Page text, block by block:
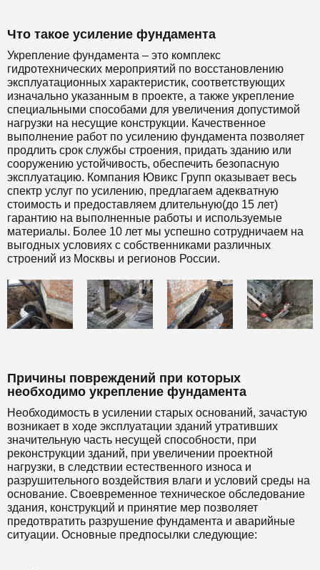
Что такое усиление фундамента
Укрепление фундамента – это комплекс
гидротехнических мероприятий по восстановлению
эксплуатационных характеристик, соответствующих
изначально указанным в проекте, а также укрепление
специальными способами для увеличения допустимой
нагрузки на несущие конструкции. Качественное
выполнение работ по усилению фундамента позволяет
продлить срок службы строения, придать зданию или
сооружению устойчивость, обеспечить безопасную
эксплуатацию. Компания Ювикс Групп оказывает весь
спектр услуг по усилению, предлагаем адекватную
стоимость и предоставляем длительную(до 15 лет)
гарантию на выполненные работы и используемые
материалы. Более 10 лет мы успешно сотрудничаем на
выгодных условиях с собственниками различных
строений из Москвы и регионов России.
Причины повреждений при которых
необходимо укрепление фундамента
Необходимость в усилении старых оснований, зачастую
возникает в ходе эксплуатации зданий утративших
значительную часть несущей способности, при
реконструкции зданий, при увеличении проектной
нагрузки, в следствии естественного износа и
разрушительного воздействия влаги и условий среды на
основание. Своевременное техническое обследование
здания, конструкций и принятие мер позволяет
предотвратить разрушение фундамента и аварийные
ситуации. Основные предпосылки следующие: